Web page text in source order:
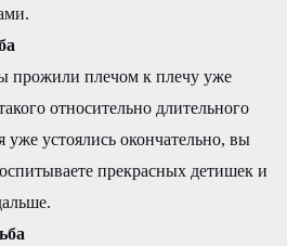
прожили плечом к плечу уже
относительно длительного
устоялись окончательно, вы
прекрасных детишек и